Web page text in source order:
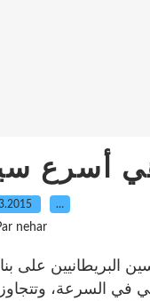
أسرع
…
nehar
البريطانيين على
في السرعة،